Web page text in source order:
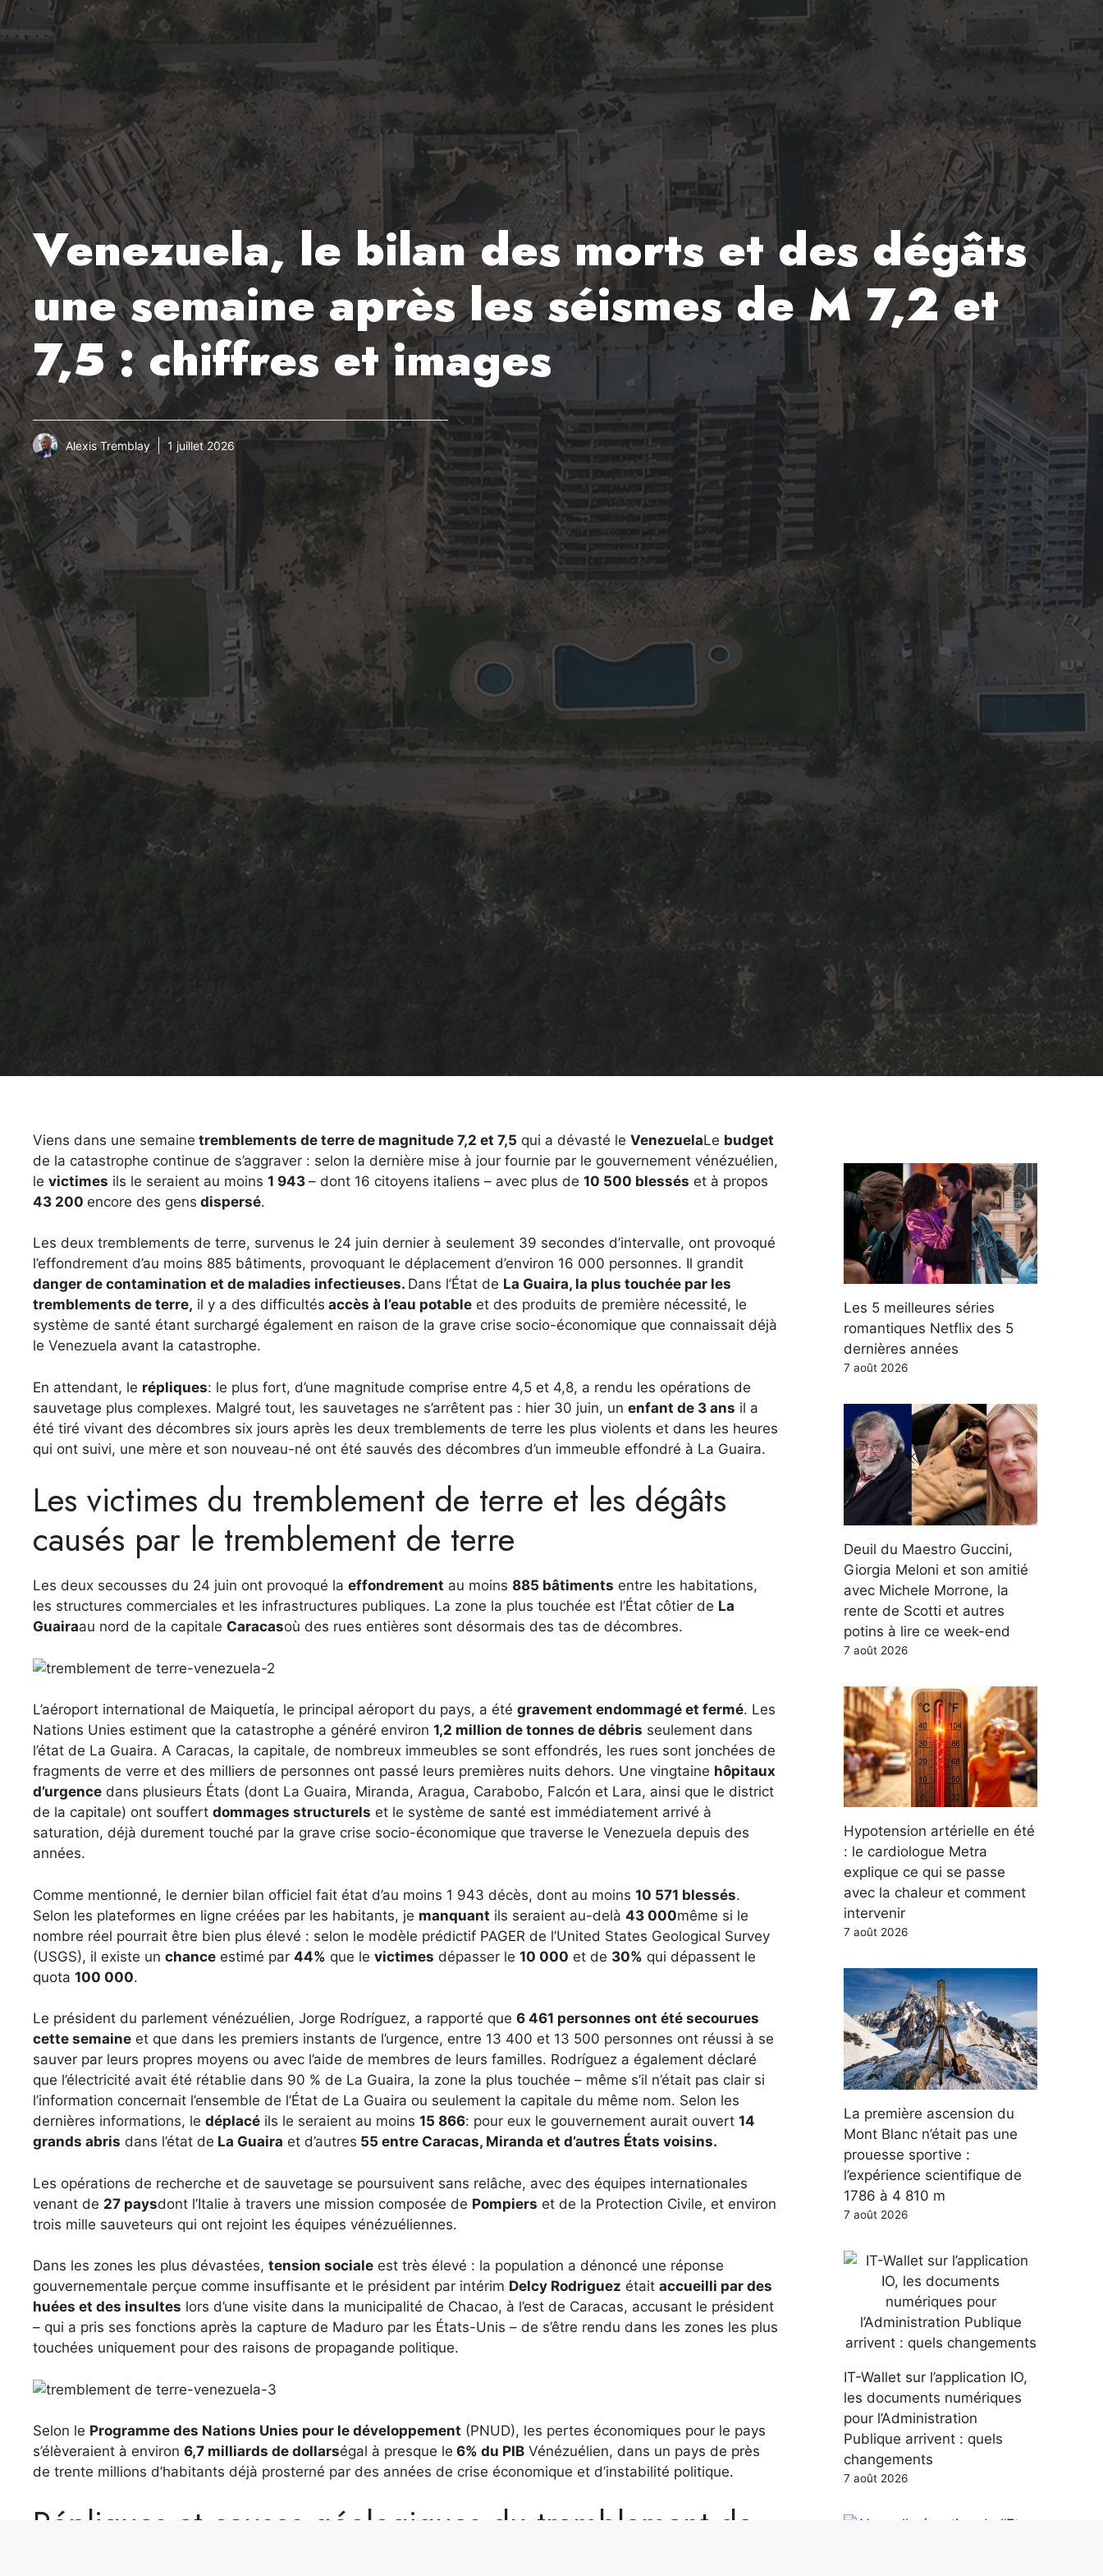
Venezuela, le bilan des morts et des dégâts
une semaine après les séismes de M 7,2 et
7,5 : chiffres et images
Alexis Tremblay 1 juillet 2026
Viens dans une semaine tremblements de terre de magnitude 7,2 et 7,5 qui a dévasté le VenezuelaLe budget
de la catastrophe continue de s’aggraver : selon la dernière mise à jour fournie par le gouvernement vénézuélien,
le victimes ils le seraient au moins 1 943 – dont 16 citoyens italiens – avec plus de 10 500 blessés et à propos
43 200 encore des gens dispersé.
Les deux tremblements de terre, survenus le 24 juin dernier à seulement 39 secondes d’intervalle, ont provoqué
l’effondrement d’au moins 885 bâtiments, provoquant le déplacement d’environ 16 000 personnes. Il grandit
danger de contamination et de maladies infectieuses. Dans l’État de La Guaira, la plus touchée par les
tremblements de terre, il y a des difficultés accès à l’eau potable et des produits de première nécessité, le
système de santé étant surchargé également en raison de la grave crise socio-économique que connaissait déjà
le Venezuela avant la catastrophe.
En attendant, le répliques: le plus fort, d’une magnitude comprise entre 4,5 et 4,8, a rendu les opérations de
sauvetage plus complexes. Malgré tout, les sauvetages ne s’arrêtent pas : hier 30 juin, un enfant de 3 ans il a
été tiré vivant des décombres six jours après les deux tremblements de terre les plus violents et dans les heures
qui ont suivi, une mère et son nouveau-né ont été sauvés des décombres d’un immeuble effondré à La Guaira.
Les victimes du tremblement de terre et les dégâts
causés par le tremblement de terre
Les deux secousses du 24 juin ont provoqué la effondrement au moins 885 bâtiments entre les habitations,
les structures commerciales et les infrastructures publiques. La zone la plus touchée est l’État côtier de La
Guairaau nord de la capitale Caracasoù des rues entières sont désormais des tas de décombres.
L’aéroport international de Maiquetía, le principal aéroport du pays, a été gravement endommagé et fermé. Les
Nations Unies estiment que la catastrophe a généré environ 1,2 million de tonnes de débris seulement dans
l’état de La Guaira. A Caracas, la capitale, de nombreux immeubles se sont effondrés, les rues sont jonchées de
fragments de verre et des milliers de personnes ont passé leurs premières nuits dehors. Une vingtaine hôpitaux
d’urgence dans plusieurs États (dont La Guaira, Miranda, Aragua, Carabobo, Falcón et Lara, ainsi que le district
de la capitale) ont souffert dommages structurels et le système de santé est immédiatement arrivé à
saturation, déjà durement touché par la grave crise socio-économique que traverse le Venezuela depuis des
années.
Comme mentionné, le dernier bilan officiel fait état d’au moins 1 943 décès, dont au moins 10 571 blessés.
Selon les plateformes en ligne créées par les habitants, je manquant ils seraient au-delà 43 000même si le
nombre réel pourrait être bien plus élevé : selon le modèle prédictif PAGER de l’United States Geological Survey
(USGS), il existe un chance estimé par 44% que le victimes dépasser le 10 000 et de 30% qui dépassent le
quota 100 000.
Le président du parlement vénézuélien, Jorge Rodríguez, a rapporté que 6 461 personnes ont été secourues
cette semaine et que dans les premiers instants de l’urgence, entre 13 400 et 13 500 personnes ont réussi à se
sauver par leurs propres moyens ou avec l’aide de membres de leurs familles. Rodríguez a également déclaré
que l’électricité avait été rétablie dans 90 % de La Guaira, la zone la plus touchée – même s’il n’était pas clair si
l’information concernait l’ensemble de l’État de La Guaira ou seulement la capitale du même nom. Selon les
dernières informations, le déplacé ils le seraient au moins 15 866: pour eux le gouvernement aurait ouvert 14
grands abris dans l’état de La Guaira et d’autres 55 entre Caracas, Miranda et d’autres États voisins.
Les opérations de recherche et de sauvetage se poursuivent sans relâche, avec des équipes internationales
venant de 27 paysdont l’Italie à travers une mission composée de Pompiers et de la Protection Civile, et environ
trois mille sauveteurs qui ont rejoint les équipes vénézuéliennes.
Dans les zones les plus dévastées, tension sociale est très élevé : la population a dénoncé une réponse
gouvernementale perçue comme insuffisante et le président par intérim Delcy Rodriguez était accueilli par des
huées et des insultes lors d’une visite dans la municipalité de Chacao, à l’est de Caracas, accusant le président
– qui a pris ses fonctions après la capture de Maduro par les États-Unis – de s’être rendu dans les zones les plus
touchées uniquement pour des raisons de propagande politique.
Selon le Programme des Nations Unies pour le développement (PNUD), les pertes économiques pour le pays
s’élèveraient à environ 6,7 milliards de dollarségal à presque le 6% du PIB Vénézuélien, dans un pays de près
de trente millions d’habitants déjà prosterné par des années de crise économique et d’instabilité politique.
Répliques et causes géologiques du tremblement de
Les 5 meilleures séries
romantiques Netflix des 5
dernières années
7 août 2026
Deuil du Maestro Guccini,
Giorgia Meloni et son amitié
avec Michele Morrone, la
rente de Scotti et autres
potins à lire ce week-end
7 août 2026
Hypotension artérielle en été
: le cardiologue Metra
explique ce qui se passe
avec la chaleur et comment
intervenir
7 août 2026
La première ascension du
Mont Blanc n’était pas une
prouesse sportive :
l’expérience scientifique de
1786 à 4 810 m
7 août 2026
IT-Wallet sur l’application IO,
les documents numériques
pour l’Administration
Publique arrivent : quels
changements
7 août 2026